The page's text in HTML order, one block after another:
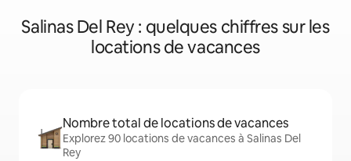
Salinas Del Rey : quelques chiffres sur les
locations de vacances
Nombre total de locations de vacances
Explorez 90 locations de vacances à Salinas Del
Rey